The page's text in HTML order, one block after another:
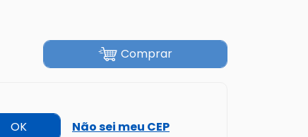
Comprar
OK Não sei meu CEP